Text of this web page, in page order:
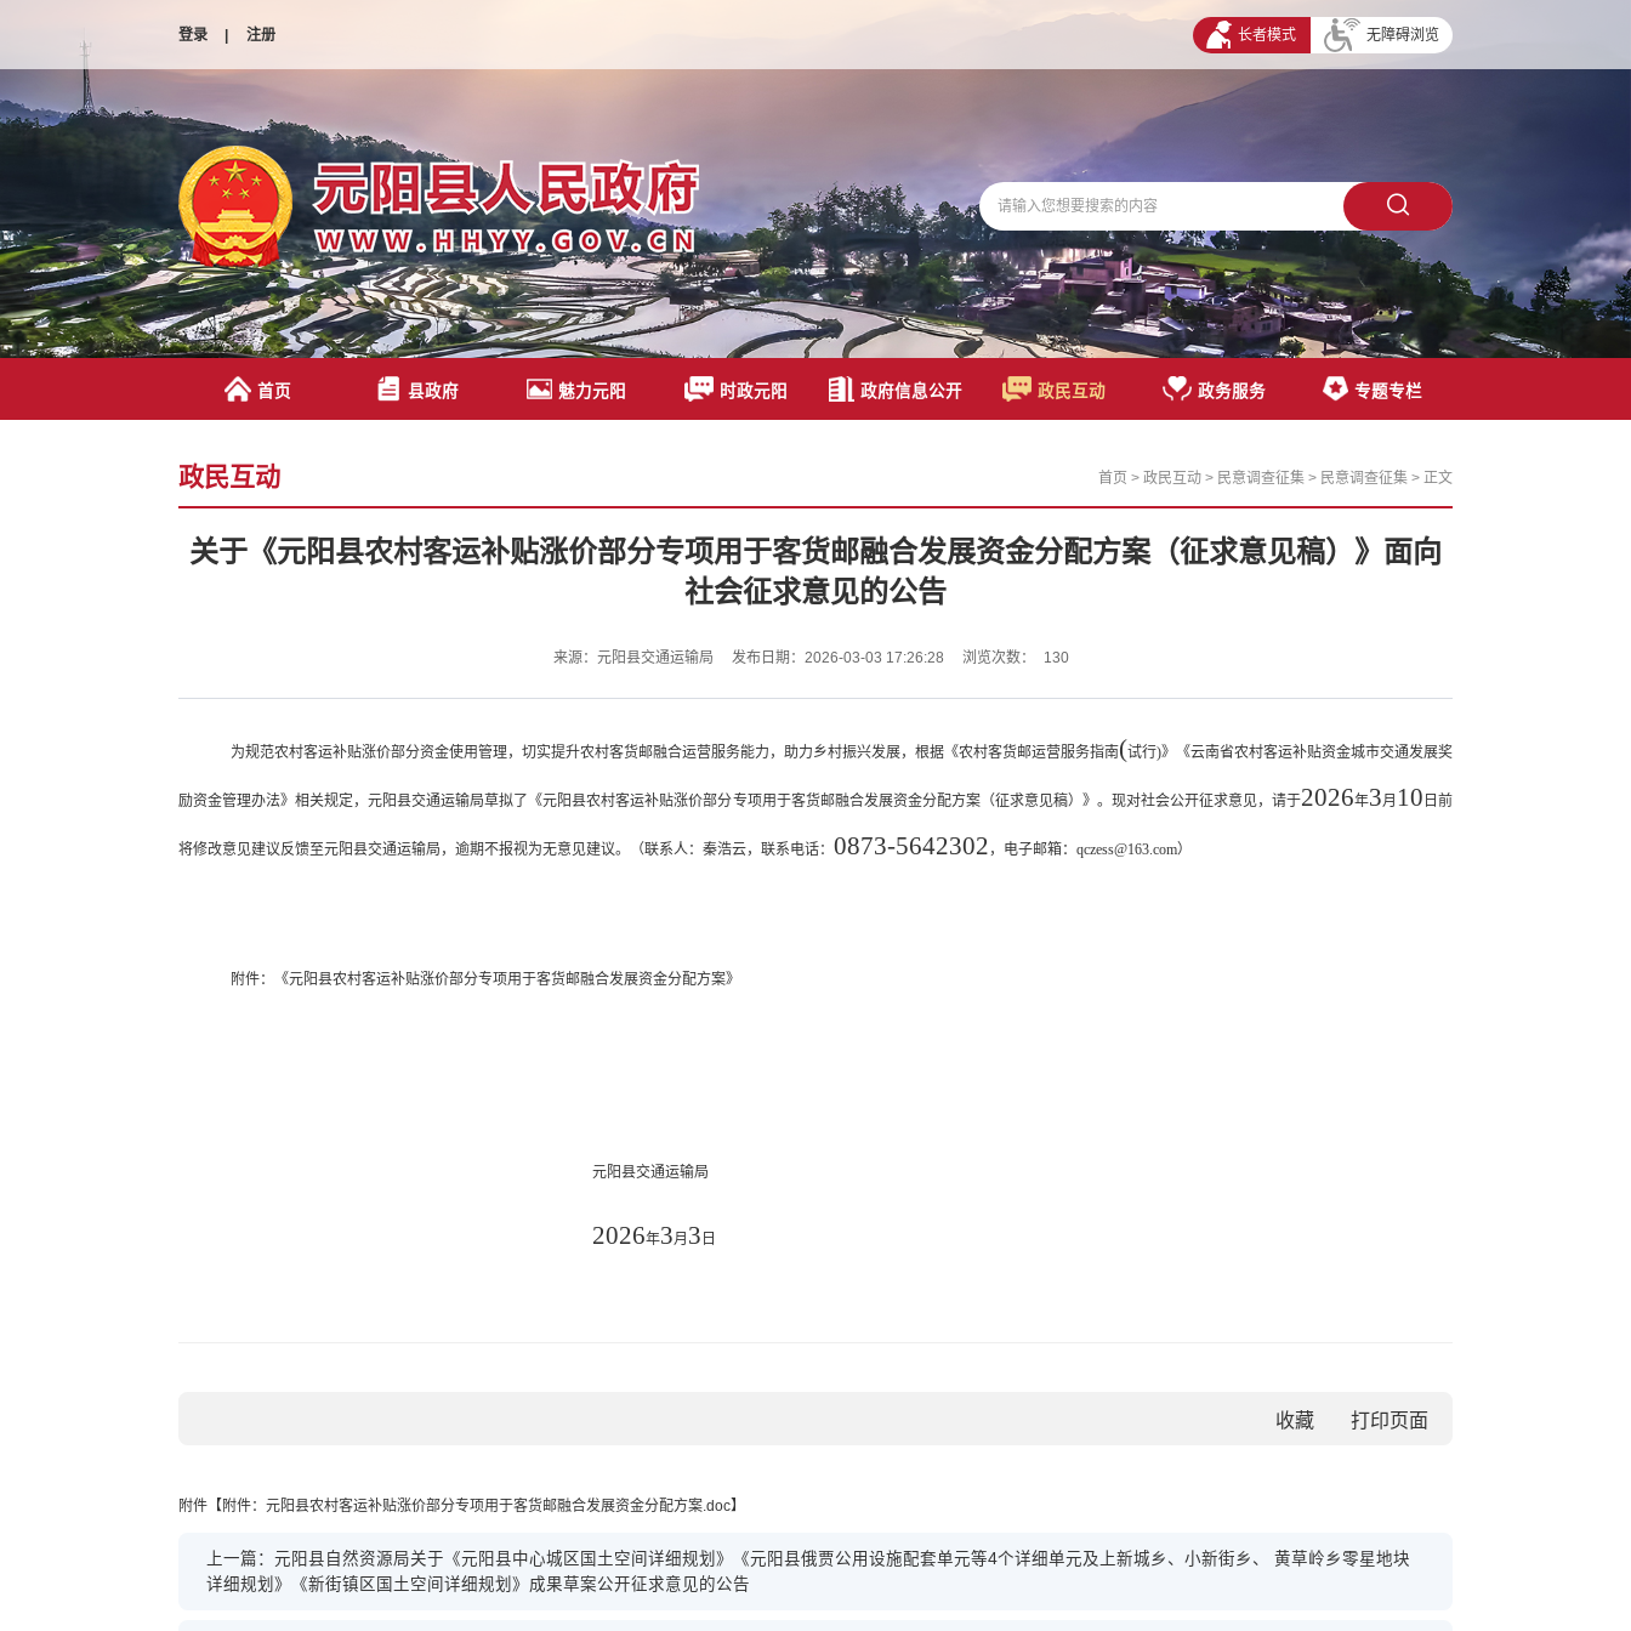
登录 | 注册 长者模式 无障碍浏览
首页 县政府 魅力元阳 时政元阳 政府信息公开 政民互动 政务服务 专题专栏
政民互动 首页 > 政民互动 > 民意调查征集 > 民意调查征集 > 正文
关于《元阳县农村客运补贴涨价部分专项用于客货邮融合发展资金分配方案（征求意见稿）》面向
社会征求意见的公告
来源：元阳县交通运输局 发布日期：2026-03-03 17:26:28 浏览次数： 130
为规范农村客运补贴涨价部分资金使用管理，切实提升农村客货邮融合运营服务能力，助力乡村振兴发展，根据《农村客货邮运营服务指南(试行)》《云南省农村客运补贴资金城市交通发展奖
励资金管理办法》相关规定，元阳县交通运输局草拟了《元阳县农村客运补贴涨价部分专项用于客货邮融合发展资金分配方案（征求意见稿）》。现对社会公开征求意见，请于2026年3月 10 日前
将修改意见建议反馈至元阳县交通运输局，逾期不报视为无意见建议。（联系人： 秦浩云，联系电话： 0873-5642302 ，电子邮箱： qczess@163.com）
附件：《元阳县农村客运补贴涨价部分专项用于客货邮融合发展资金分配方案》
元阳县交通运输局
2026年3月 3 日
收藏
附件【附件：元阳县农村客运补贴涨价部分专项用于客货邮融合发展资金分配方案.doc】
上一篇：元阳县自然资源局关于《元阳县中心城区国土空间详细规划》《元阳县俄贾公用设施配套单元等4个详细单元及上新城乡、小新街乡、 黄草岭乡零星地块
详细规划》《新街镇区国土空间详细规划》成果草案公开征求意见的公告